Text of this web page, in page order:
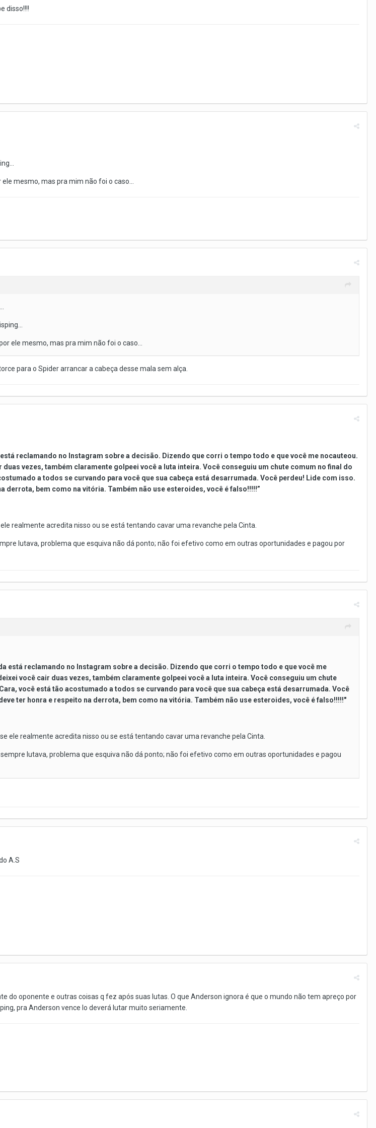
disso!!!!
mesmo, mas pra mim não foi o caso...
ele mesmo, mas pra mim não foi o caso...
para o Spider arrancar a cabeça desse mala sem alça.
reclamando no Instagram sobre a decisão. Dizendo que corri o tempo todo e que você me nocauteou.
vezes, também claramente golpeei você a luta inteira. Você conseguiu um chute comum no final do
a todos se curvando para você que sua cabeça está desarrumada. Você perdeu! Lide com isso.
bem como na vitória. Também não use esteroides, você é falso!!!!!”
realmente acredita nisso ou se está tentando cavar uma revanche pela Cinta.
lutava, problema que esquiva não dá ponto; não foi efetivo como em outras oportunidades e pagou por
está reclamando no Instagram sobre a decisão. Dizendo que corri o tempo todo e que você me
você cair duas vezes, também claramente golpeei você a luta inteira. Você conseguiu um chute
você está tão acostumado a todos se curvando para você que sua cabeça está desarrumada. Você
ter honra e respeito na derrota, bem como na vitória. Também não use esteroides, você é falso!!!!!"
ele realmente acredita nisso ou se está tentando cavar uma revanche pela Cinta.
lutava, problema que esquiva não dá ponto; não foi efetivo como em outras oportunidades e pagou
A.S
do oponente e outras coisas q fez após suas lutas. O que Anderson ignora é que o mundo não tem apreço por
pra Anderson vence lo deverá lutar muito seriamente.